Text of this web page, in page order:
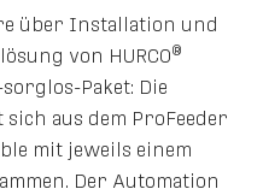
über Installation und
von HURCO®
Paket: Die
aus dem ProFeeder
mit jeweils einem
Der Automation